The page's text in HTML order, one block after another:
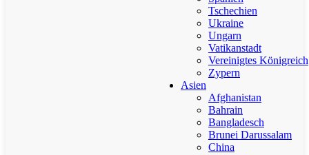
Tschechien
Ukraine
Ungarn
Vatikanstadt
Vereinigtes Königreich
Zypern
Asien
Afghanistan
Bahrain
Bangladesch
Brunei Darussalam
China